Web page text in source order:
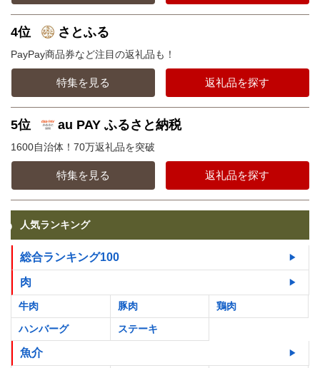
4位 さとふる
PayPay商品券など注目の返礼品も！
特集を見る 返礼品を探す
5位 au PAY ふるさと納税
1600自治体！70万返礼品を突破
特集を見る 返礼品を探す
人気ランキング
総合ランキング100
肉
牛肉 豚肉
鶏肉
ハンバーグ
ステーキ
魚介